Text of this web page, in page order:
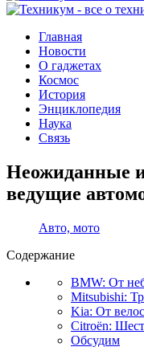
Главная
Новости
О гаджетах
Космос
История
Энциклопедия
Наука
Связь
Неожиданные
ведущие
Авто, мото
Содержание
BMW: От
Mitsubishi:
Kia: От
Citroën:
Обсудим